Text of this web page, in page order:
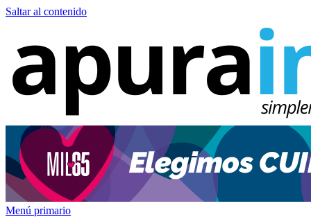
Saltar al contenido
Menú primario